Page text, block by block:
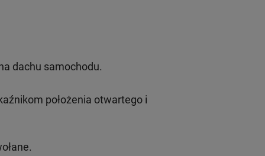
dachu samochodu.
położenia otwartego i